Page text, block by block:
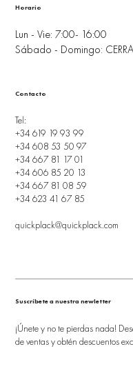
Lun - Vie: 7:00- 16:00
Sábado - Domingo:
Horario
Tel:
+34 619 19 93 99
+34 608 53 50 97
+34 667 81 17 01
+34 606 85 20 13
+34 667 81 08 59
+34 623 41 67 85
quickplack@quickplack.com
Contacto
Suscríbete a nuestra newletter
¡Únete y no te pierdas nada!
de ventas y obtén descuentos